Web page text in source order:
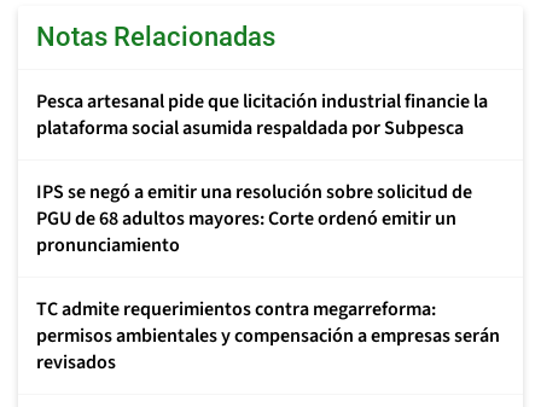
Notas Relacionadas
Pesca artesanal pide que licitación industrial financie la
plataforma social asumida respaldada por Subpesca
IPS se negó a emitir una resolución sobre solicitud de
PGU de 68 adultos mayores: Corte ordenó emitir un
pronunciamiento
TC admite requerimientos contra megarreforma:
permisos ambientales y compensación a empresas serán
revisados